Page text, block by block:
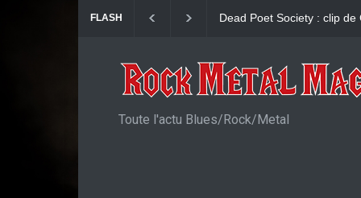
FLASH John Diva & The Rockets
Toute l'actu Blues/Rock/Metal